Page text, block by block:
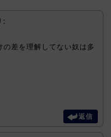
:
差を理解してない奴は多
返信